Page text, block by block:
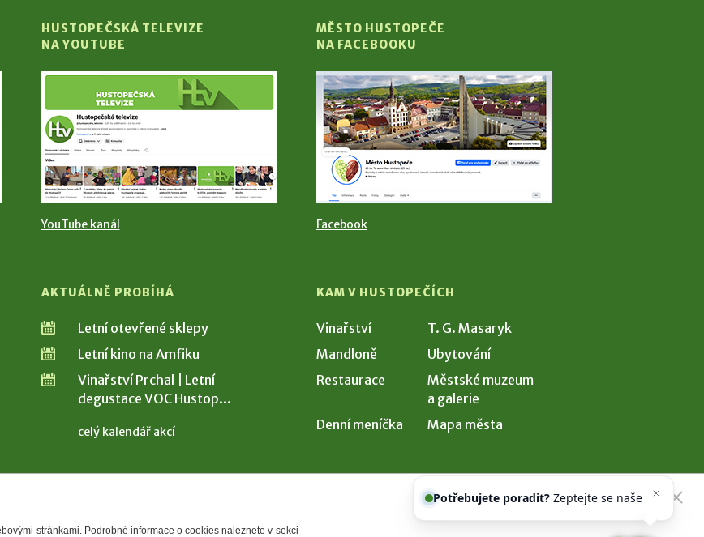
HUSTOPEČSKÁ TELEVIZE
NA YOUTUBE
YouTube kanál
MĚSTO HUSTOPEČE
NA FACEBOOKU
Facebook
AKTUÁLNĚ PROBÍHÁ
Letní otevřené sklepy
Letní kino na Amfiku
Vinařství Prchal | Letní
degustace VOC Hustop...
celý kalendář akcí
KAM V HUSTOPEČÍCH
Vinařství
T. G. Masaryk
Mandloně
Ubytování
Restaurace
Městské muzeum
a galerie
Denní meníčka
Mapa města
stránkami. Podrobné informace o cookies naleznete v sekci
našeho asistentaChettyh